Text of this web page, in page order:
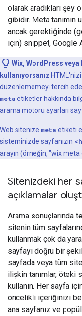
olarak aradıkları şey
gibidir. Meta tanımın
ancak gerektiğinde
için) snippet, Google
Wix, WordPress
kullanıyorsanız
düzenlememeyi tercih
meta etiketler hakkında
arama motoru ayarları
Web sitenize meta etiketi
sisteminizde sayfanızın
arayın (örneğin, "wixmeta
Sitenizdeki her
açıklamalar
Arama sonuçlarında
sitenin tüm
kullanmak çok da
sayfayı doğru bir
sayfada veya tüm
ilişkin tanımlar, öteki
kullanın. Her sayfa
öncelikli içeriğinizi
ana sayfanız ve